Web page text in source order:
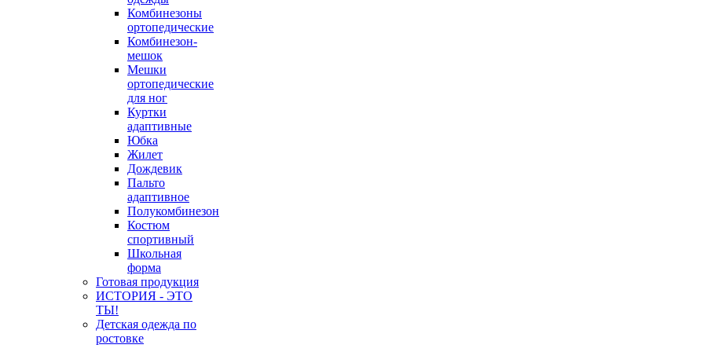
Комбинезоны
ортопедические
Комбинезон-
мешок
Мешки
ортопедические
для ног
Куртки
адаптивные
Юбка
Жилет
Дождевик
Пальто
адаптивное
Полукомбинезон
Костюм
спортивный
Школьная
форма
Готовая продукция
ИСТОРИЯ - ЭТО
ТЫ!
Детская одежда по
ростовке